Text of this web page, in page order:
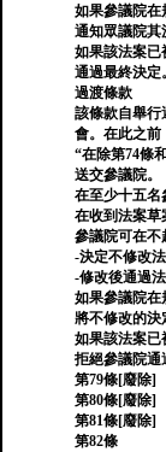
如果參議院在
通知眾議院其
如果該法案已
通過最終決定。
過渡條款
該條款自舉行
會。在此之前
“在除第74條
送交參議院。
在至少十五名
在收到法案草
參議院可在不
-決定不修改
-修改後通過法
如果參議院在
將不修改的決
如果該法案已
拒絕參議院通
第79條[廢除]
第80條[廢除]
第81條[廢除]
第82條